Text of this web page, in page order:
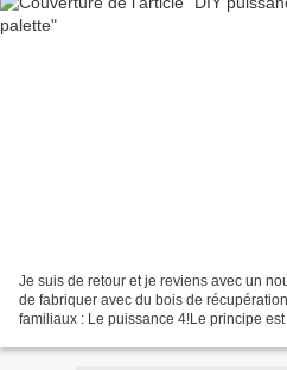
Je suis de retour et je reviens avec un
de fabriquer avec du bois de
familiaux : Le puissance 4!Le principe